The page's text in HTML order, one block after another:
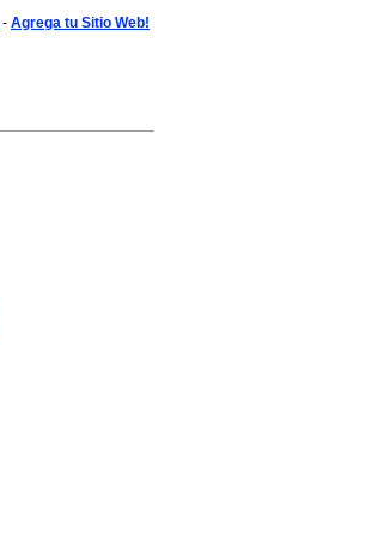
- Agrega tu Sitio Web!